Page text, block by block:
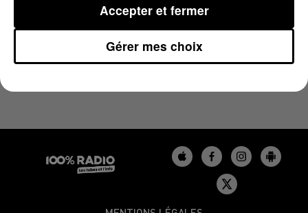
Gérer mes choix
Accepter et fermer